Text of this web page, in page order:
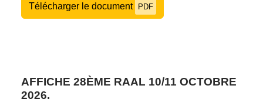
Télécharger le document PDF
AFFICHE 28ÈME RAAL 10/11 OCTOBRE
2026.